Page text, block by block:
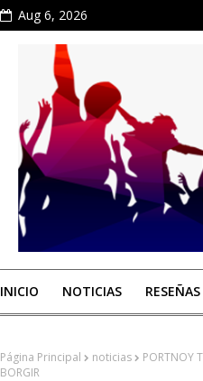
Aug 6, 2026
INICIO NOTICIAS RESEÑAS
Página Principal noticias
PORTNOY
BORGIR